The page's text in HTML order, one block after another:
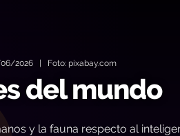
2026 | Foto: pixabay.com
del mundo
y la fauna respecto al